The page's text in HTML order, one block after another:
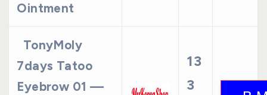
Ointment
TonyMoly
7days Tatoo
Eyebrow 01 —
13
3